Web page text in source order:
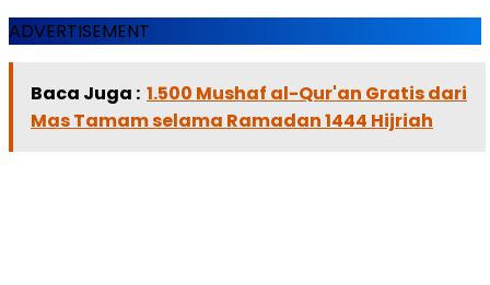
ADVERTISEMENT
Baca Juga : 1.500 Mushaf al-Qur'an Gratis dari
Mas Tamam selama Ramadan 1444 Hijriah